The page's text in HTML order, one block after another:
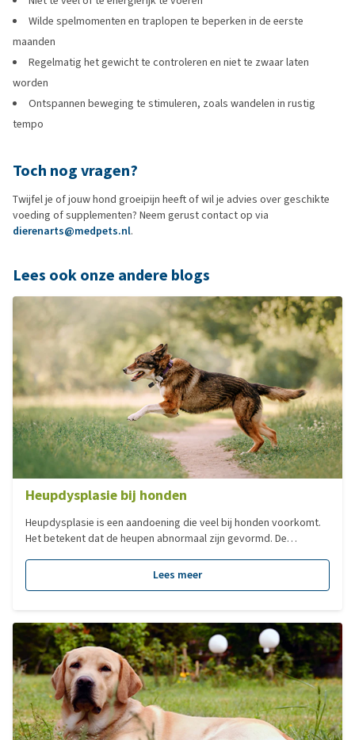
Wilde spelmomenten en traplopen te beperken in de eerste
maanden
Regelmatig het gewicht te controleren en niet te zwaar laten
worden
Ontspannen beweging te stimuleren, zoals wandelen in rustig
tempo
Toch nog vragen?
Twijfel je of jouw hond groeipijn heeft of wil je advies over geschikte
voeding of supplementen? Neem gerust contact op via
dierenarts@medpets.nl.
Lees ook onze andere blogs
Heupdysplasie bij honden
Heupdysplasie is een aandoening die veel bij honden voorkomt.
Het betekent dat de heupen abnormaal zijn gevormd. De
veroorzaakt pijn en vaak problemen met lopen.
Lees meer